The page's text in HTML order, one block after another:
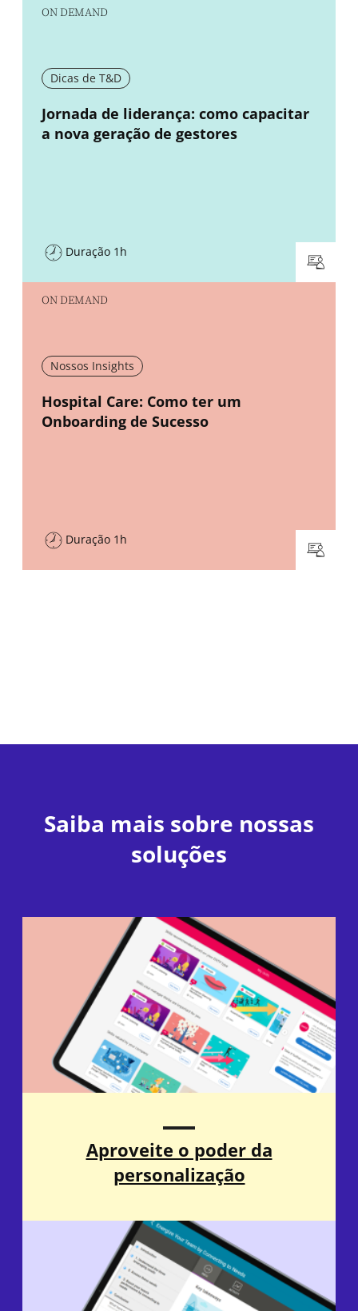
ON DEMAND
Dicas de T&D
New window
Jornada de liderança: como capacitar
a nova geração de gestores
Duração 1h
ON DEMAND
Nossos Insights
New window
Hospital Care: Como ter um
Onboarding de Sucesso
Duração 1h
Saiba mais sobre nossas
soluções
Aproveite o poder da
personalização